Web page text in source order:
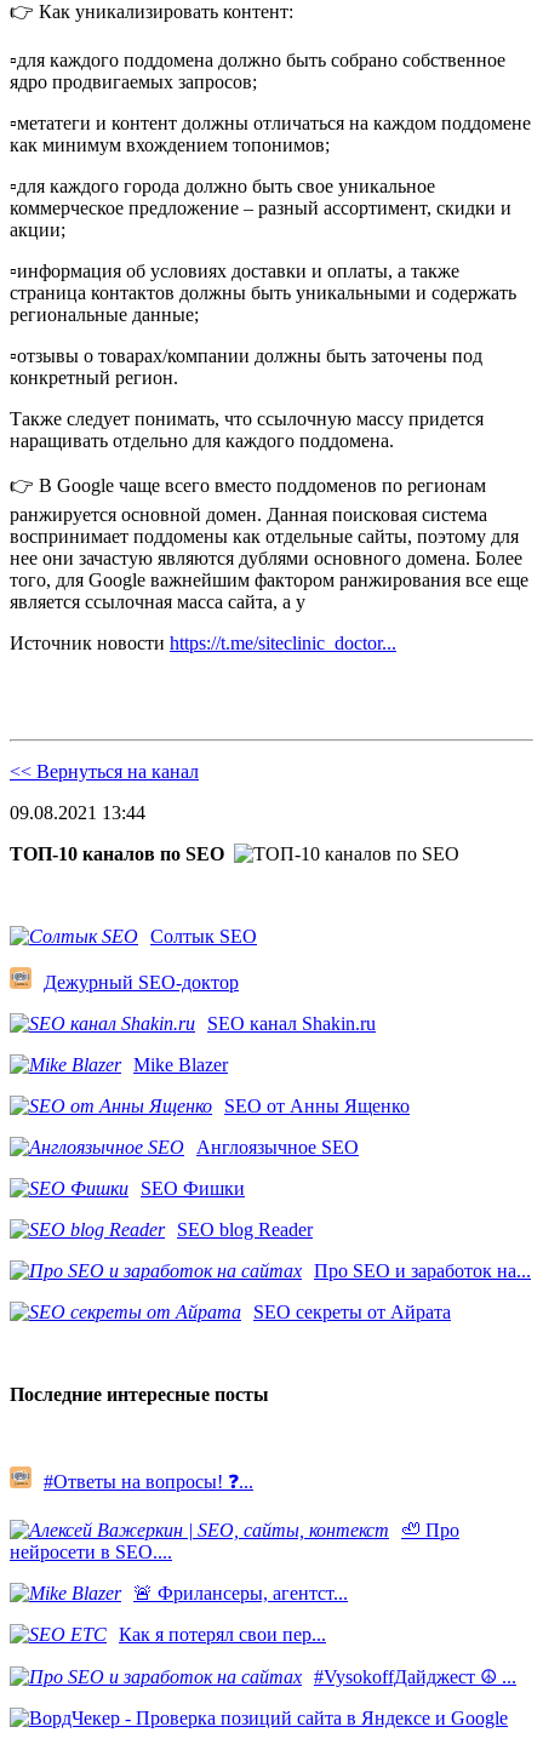
👉 Как уникализировать контент:
▫️для каждого поддомена должно быть собрано собственное
ядро продвигаемых запросов;
▫️метатеги и контент должны отличаться на каждом поддомене
как минимум вхождением топонимов;
▫️для каждого города должно быть свое уникальное
коммерческое предложение – разный ассортимент, скидки и
акции;
▫️информация об условиях доставки и оплаты, а также
страница контактов должны быть уникальными и содержать
региональные данные;
▫️отзывы о товарах/компании должны быть заточены под
конкретный регион.
Также следует понимать, что ссылочную массу придется
наращивать отдельно для каждого поддомена.
👉 В Google чаще всего вместо поддоменов по регионам
ранжируется основной домен. Данная поисковая система
воспринимает поддомены как отдельные сайты, поэтому для
нее они зачастую являются дублями основного домена. Более
того, для Google важнейшим фактором ранжирования все еще
является ссылочная масса сайта, а у
Источник новости https://t.me/siteclinic_doctor...
<< Вернуться на канал
09.08.2021 13:44
ТОП-10 каналов по SEO
Солтык SEO
Дежурный SEO-доктор
SEO канал Shakin.ru
Mike Blazer
SEO от Анны Ященко
Англоязычное SEO
SEO Фишки
SEO blog Reader
Про SEO и заработок на...
SEO секреты от Айрата
Последние интересные посты
#Ответы на вопросы! ❓...
🦥 Про
нейросети в SEO....
​🚨 Фрилансеры, агентст...
Как я потерял свои пер...
#VysokoffДайджест ☮️ ...